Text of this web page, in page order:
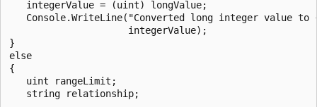
   integerValue = (uint) longValue;
Console.WriteLine("Converted long integer value to
                     integerValue);
}
else
{
   uint rangeLimit;
   string relationship;